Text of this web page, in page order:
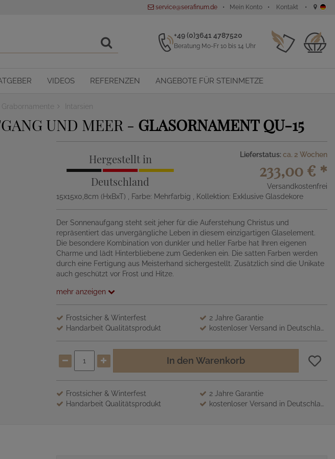
service@serafinum.de Mein Konto Kontakt
+49 (0)3641 4787520
Beratung Mo-Fr 10 bis 14 Uhr
VIDEOS REFERENZEN ANGEBOTE FÜR STEINMETZE
Grabornamente Intarsien
UND MEER - GLASORNAMENT QU-15
Hergestellt in
Deutschland
Lieferstatus: ca. 2 Wochen
233,00 € *
Versandkostenfrei
15x15x0,8cm (HxBxT)
, Farbe: Mehrfarbig , Kollektion: Exklusive Glasdekore
Der Sonnenaufgang steht seit jeher für die Auferstehung Christus und
repräsentiert das unvergängliche Leben in diesem einzigartigen Glaselement.
Die besondere Kombination von dunkler und heller Farbe hat Ihren eigenen
Charme und lädt Hinterbliebene zum Gedenken ein. Die satten Farben werden
durch eine Fertigung aus Meisterhand sichergestellt. Zusätzlich sind die Unikate
auch geschützt vor Frost und Hitze.
mehr anzeigen
Frostsicher & Winterfest
2 Jahre Garantie
Handarbeit Qualitätsprodukt
kostenloser Versand in Deutschland
In den Warenkorb
Frostsicher & Winterfest
2 Jahre Garantie
Handarbeit Qualitätsprodukt
kostenloser Versand in Deutschland